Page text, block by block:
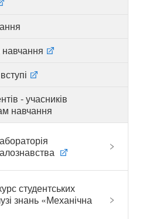
- учасників
навчання
студентських
знань «Механічна